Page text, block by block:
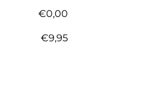
€0,00
€9,95